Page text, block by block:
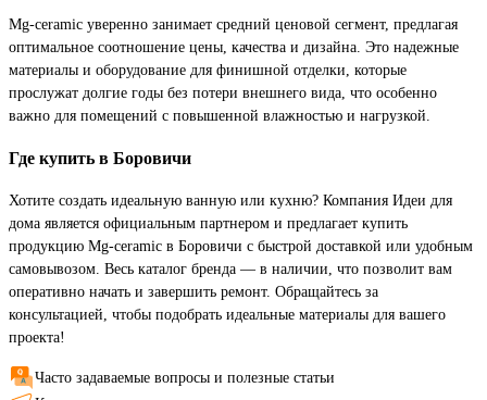
Mg-ceramic уверенно занимает средний ценовой сегмент, предлагая
оптимальное соотношение цены, качества и дизайна. Это надежные
материалы и оборудование для финишной отделки, которые
прослужат долгие годы без потери внешнего вида, что особенно
важно для помещений с повышенной влажностью и нагрузкой.
Где купить в Боровичи
Хотите создать идеальную ванную или кухню? Компания Идеи для
дома является официальным партнером и предлагает купить
продукцию Mg-ceramic в Боровичи с быстрой доставкой или удобным
самовывозом. Весь каталог бренда — в наличии, что позволит вам
оперативно начать и завершить ремонт. Обращайтесь за
консультацией, чтобы подобрать идеальные материалы для вашего
проекта!
Часто задаваемые вопросы и полезные статьи